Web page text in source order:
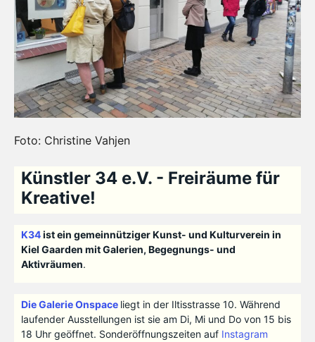
Foto: Christine Vahjen
Künstler 34 e.V. - Freiräume für
Kreative!
K34ist ein gemeinnütziger Kunst- und Kulturverein in
Kiel Gaarden mit Galerien, Begegnungs- und
Aktivräumen.
Die Galerie Onspace liegt in der Iltisstrasse 10. Während
laufender Ausstellungen ist sie am Di, Mi und Do von 15 bis
18 Uhr geöffnet. Sonderöffnungszeiten auf Instagram